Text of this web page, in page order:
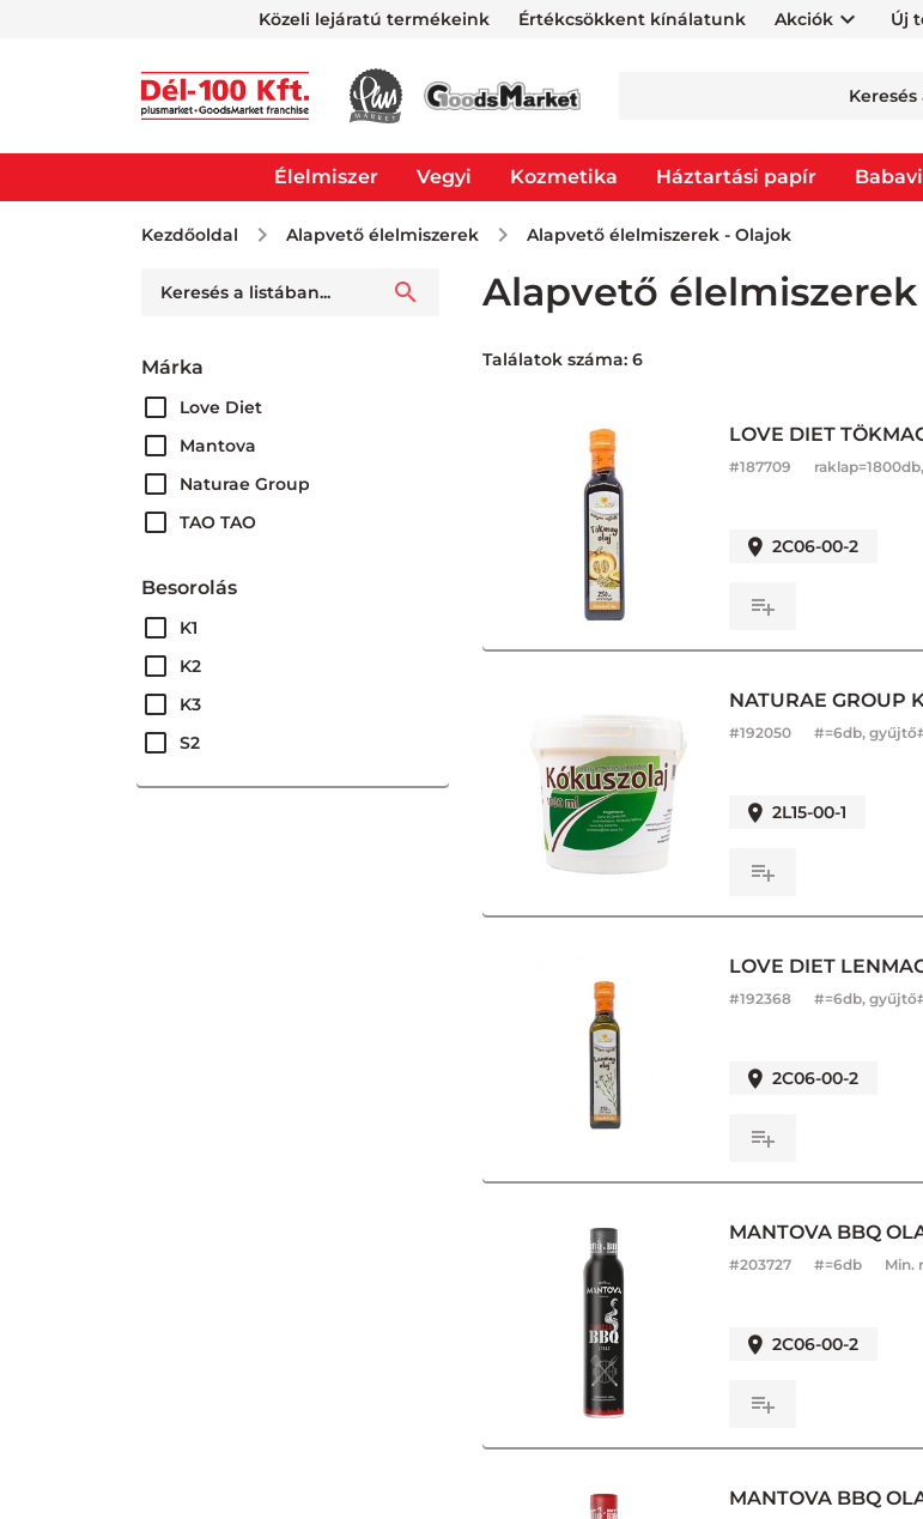
Közeli lejáratú termékeink Értékcsökkent kínálatunk Akciók Új
Élelmiszer Vegyi Kozmetika Háztartási papír
Kezdőoldal Alapvető élelmiszerek Alapvető élelmiszerek - Olajok
Alapvető
Találatok száma: 6
LOVE DIET
#187709
2C06-00-2
NATURAE GROUP
#192050 #=6db,
2L15-00-1
LOVE DIET
#192368 #=6db,
2C06-00-2
MANTOVA BBQ
#203727 #=6db Min.
2C06-00-2
MANTOVA BBQ
Márka
Love Diet
Mantova
Naturae Group
TAO TAO
Besorolás
K1
K2
K3
S2